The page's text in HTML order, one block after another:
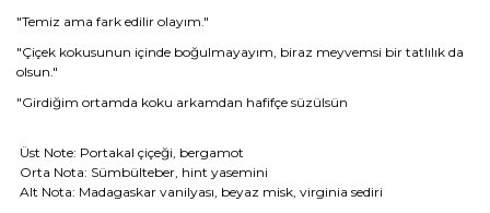
"Temiz ama fark edilir olayım."
"Çiçek kokusunun içinde boğulmayayım, biraz meyvemsi bir tatlılık da
olsun."
"Girdiğim ortamda koku arkamdan hafifçe süzülsün
Üst Note: Portakal çiçeği, bergamot
Orta Nota: Sümbülteber, hint yasemini
Alt Nota: Madagaskar vanilyası, beyaz misk, virginia sediri